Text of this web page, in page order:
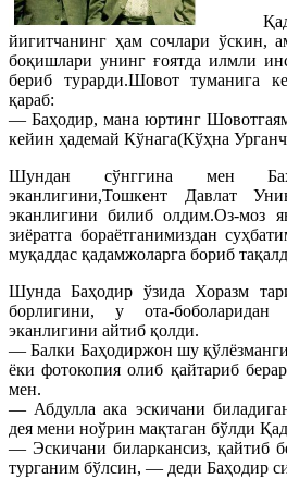
йигитчанинг ҳам сочлари ўскин,
боқишлари унинг ғоятда илмли
бериб турарди.Шовот туманига
қараб:
— Баҳодир, мана юртинг
кейин ҳадемай Кўнага(Кўҳна
Шундан сўнггина мен
эканлигини,Тошкент Давлат
эканлигини билиб олдим.Оз-моз
зиёратга бораётганимиздан
муқаддас қадамжоларга бориб
Шунда Баҳодир ўзида Хоразм
борлигини, у ота-
эканлигини айтиб қолди.
— Балки Баҳодиржон шу
ёки фотокопия олиб қайтариб
мен.
— Абдулла ака эскичани
дея мени ноўрин мақтаган бўлди
— Эскичани биларкансиз, қайтиб
турганим бўлсин, — деди Баҳодир